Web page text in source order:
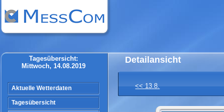
Tagesübersicht:
Mittwoch, 14.08.2019
Detailansicht
<< 13.8.
Aktuelle Wetterdaten
Tagesübersicht